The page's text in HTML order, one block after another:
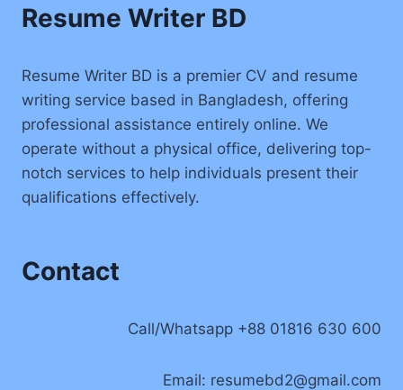
Resume Writer BD
Resume Writer BD is a premier CV and resume
writing service based in Bangladesh, offering
professional assistance entirely online. We
operate without a physical office, delivering top-
notch services to help individuals present their
qualifications effectively.
Contact
Call/Whatsapp +88 01816 630 600
Email: resumebd2@gmail.com